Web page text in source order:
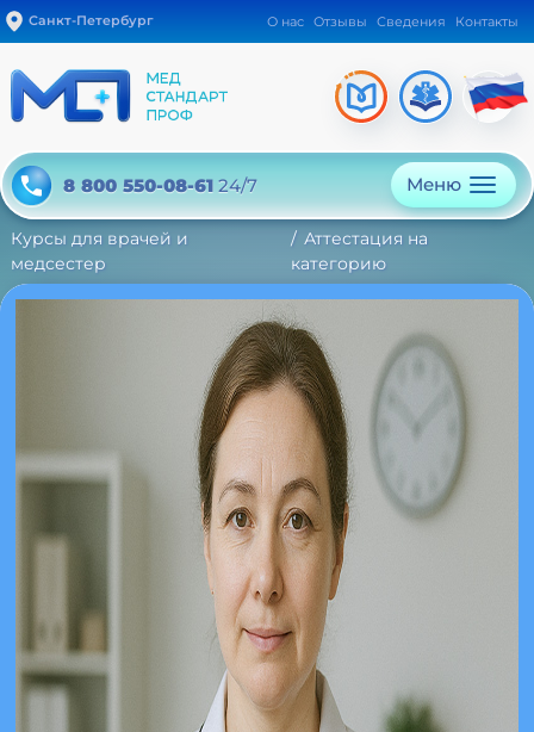
Санкт-Петербург О нас Отзывы Сведения Контакты
8 800 550-08-61 24/7 Меню
Курсы для врачей и
медсестер
Аттестация на
категорию